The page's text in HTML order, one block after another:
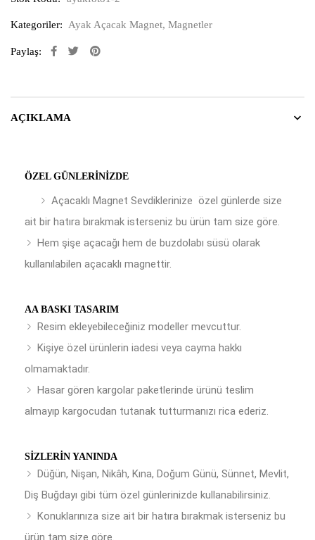
Kategoriler: Ayak Açacak Magnet, Magnetler
Paylaş:
AÇIKLAMA
ÖZEL GÜNLERINIZDE
Açacaklı Magnet Sevdiklerinize özel günlerde size
ait bir hatıra bırakmak isterseniz bu ürün tam size göre.
Hem şişe açacağı hem de buzdolabı süsü olarak
kullanılabilen açacaklı magnettir.
AA BASKI TASARIM
Resim ekleyebileceğiniz modeller mevcuttur.
Kişiye özel ürünlerin iadesi veya cayma hakkı
olmamaktadır.
Hasar gören kargolar paketlerinde ürünü teslim
almayıp kargocudan tutanak tutturmanızı rica ederiz.
SIZLERIN YANINDA
Düğün, Nişan, Nikâh, Kına, Doğum Günü, Sünnet, Mevlit,
Diş Buğdayı gibi tüm özel günlerinizde kullanabilirsiniz.
Konuklarınıza size ait bir hatıra bırakmak isterseniz bu
ürün tam size göre.